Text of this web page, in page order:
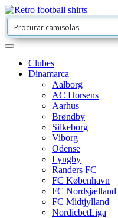
Clubes
Dinamarca
Aalborg
AC Horsens
Aarhus
Brøndby
Silkeborg
Viborg
Odense
Lyngby
Randers FC
FC København
FC Nordsjælland
FC Midtjylland
NordicbetLiga